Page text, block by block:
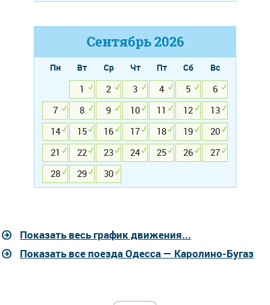
Сентябрь2026
Пн Вт Ср Чт Пт Сб
Вс
1
2 3 4 5
6
7
8 9 10 11 12
13
14
15 16 17 18 19
20
21
22 23 24 25 26
27
28
29 30
Показать весь график движения...
Показать все поезда Одесса — Каролино-Бугаз